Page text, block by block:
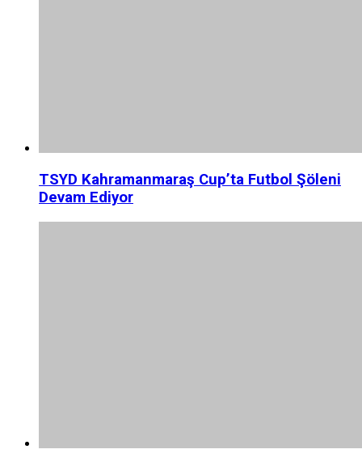
TSYD Kahramanmaraş Cup’ta Futbol Şöleni
Devam Ediyor